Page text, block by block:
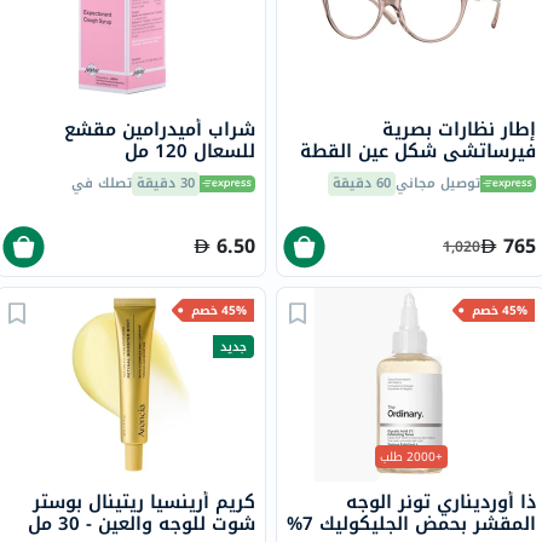
إطار نظارات بصرية
فيرساتشي شكل عين القطة
مقاس 55 - 5339 0VE3298Bتوصيل مجاني60 دقيقة
765
1,020
شراب أميدرامين مقشع
للسعال 120 مل
30 دقيقة تصلك في
6.50
45% خصم
+2000 طلب
ذا أورديناري تونر الوجه
المقشر بحمض الجليكوليك 7%
45% خصم
جديد
كريم أرينسيا ريتينال بوستر
شوت للوجه والعين - 30 مل